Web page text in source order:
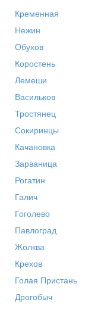
Кременная
Нежин
Обухов
Коростень
Лемеши
Васильков
Тростянец
Сокиринцы
Качановка
Зарваница
Рогатин
Галич
Гоголево
Павлоград
Жолква
Крехов
Голая Пристань
Дрогобыч